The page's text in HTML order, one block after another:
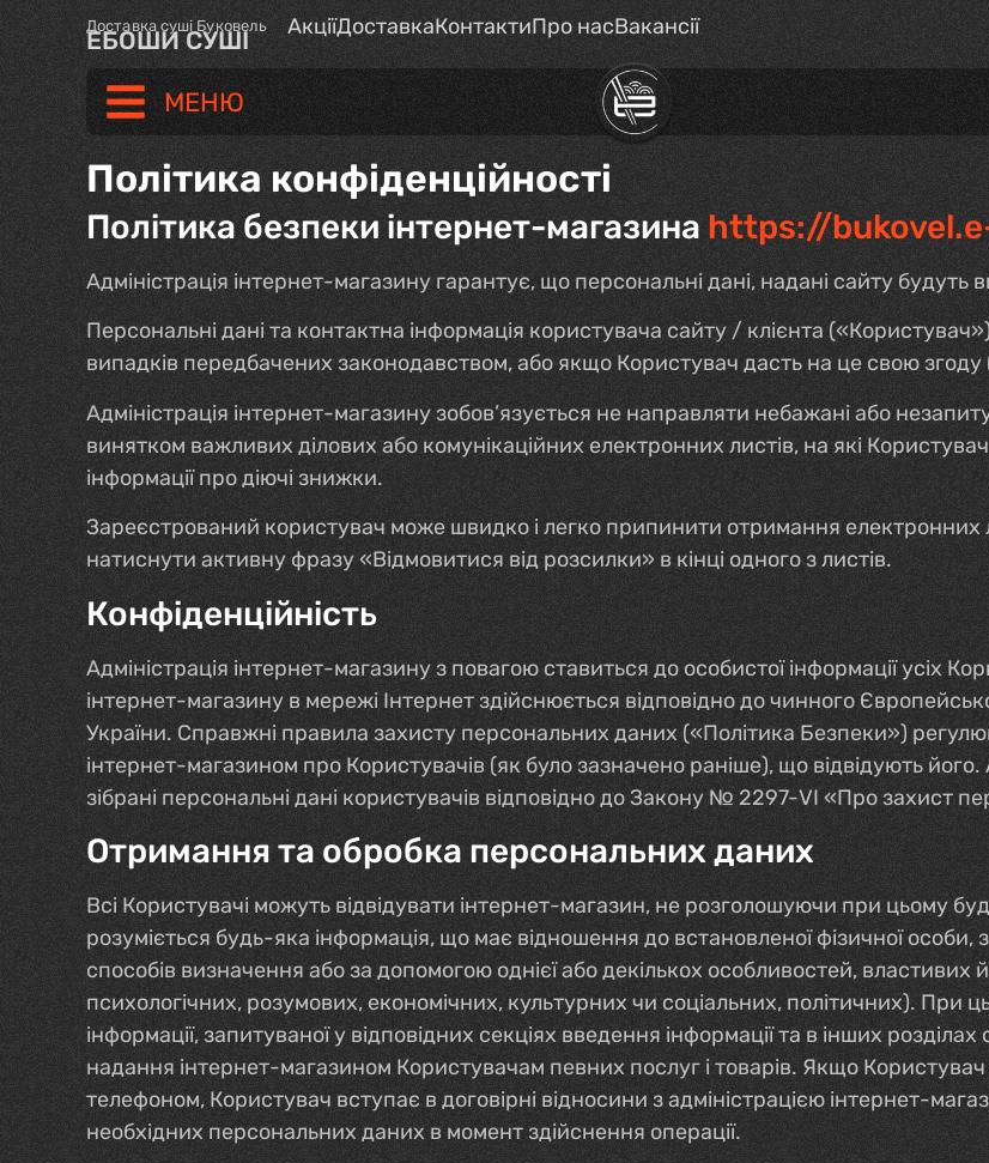
Доставка суші Буковель
ЕБОШИ СУШІ АкціїДоставкаКонтактиПро насВакансії
МЕНЮ
Політика конфіденційності
Політика безпеки інтернет-магазина https://
Адміністрація інтернет-магазину гарантує, що персональні дані, надані сайту
Персональні дані та контактна інформація користувача сайту / клієнта
випадків передбачених законодавством, або якщо Користувач дасть на це свою згоду
Адміністрація інтернет-магазину зобов’язується не направляти небажані або
винятком важливих ділових або комунікаційних електронних листів, на які
інформації про діючі знижки.
Зареєстрований користувач може швидко і легко припинити отримання електронних
натиснути активну фразу «Відмовитися від розсилки» в кінці одного з листів.
Конфіденційність
Адміністрація інтернет-магазину з повагою ставиться до особистої інформації усіх
інтернет-магазину в мережі Інтернет здійснюється відповідно до чинного
України. Справжні правила захисту персональних даних («Політика Безпеки»)
інтернет-магазином про Користувачів (як було зазначено раніше), що відвідують
зібрані персональні дані користувачів відповідно до Закону № 2297-VI «Про захист
Отримання та обробка персональних даних
Всі Користувачі можуть відвідувати інтернет-магазин, не розголошуючи при цьому
розуміється будь-яка інформація, що має відношення до встановленої фізичної
способів визначення або за допомогою однієї або декількох особливостей, властивих
психологічних, розумових, економічних, культурних чи соціальних, політичних). При
інформації, запитуваної у відповідних секціях введення інформації та в інших
надання інтернет-магазином Користувачам певних послуг і товарів. Якщо
телефоном, Користувач вступає в договірні відносини з адміністрацією інтернет-
необхідних персональних даних в момент здійснення операції.